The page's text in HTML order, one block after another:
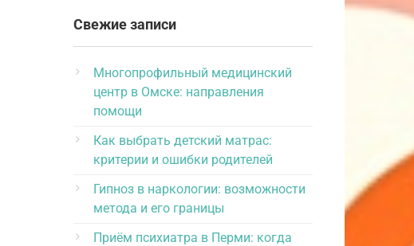
Свежие записи
Многопрофильный медицинский
центр в Омске: направления
помощи
Как выбрать детский матрас:
критерии и ошибки родителей
Гипноз в наркологии: возможности
метода и его границы
Приём психиатра в Перми: когда